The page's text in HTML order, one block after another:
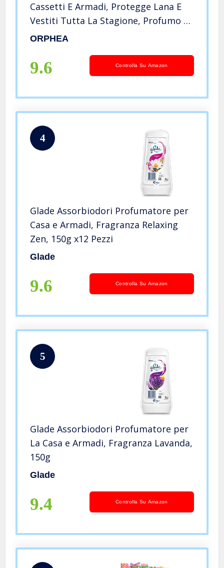
Cassetti E Armadi, Protegge Lana E
Vestiti Tutta La Stagione, Profumo Di
Cedro, 12 Foglietti Emanatori
ORPHEA
9.6 Controlla Su Amazon
4
Glade Assorbiodori Profumatore per
Casa e Armadi, Fragranza Relaxing
Zen, 150g x12 Pezzi
Glade
9.6 Controlla Su Amazon
5
Glade Assorbiodori Profumatore per
La Casa e Armadi, Fragranza Lavanda,
150g
Glade
9.4 Controlla Su Amazon